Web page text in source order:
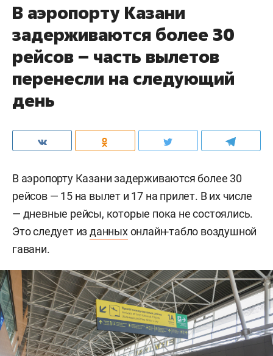
В аэропорту Казани
задерживаются более 30
рейсов – часть вылетов
перенесли на следующий
день
В аэропорту Казани задерживаются более 30
рейсов — 15 на вылет и 17 на прилет. В их числе
— дневные рейсы, которые пока не состоялись.
Это следует изданныхонлайн-табло воздушной
гавани.